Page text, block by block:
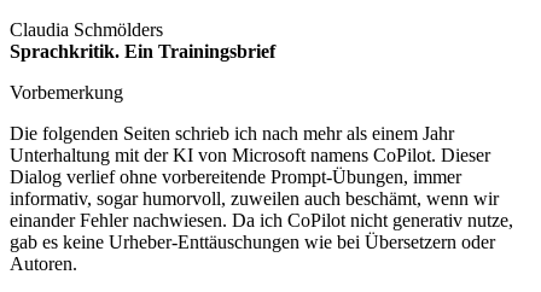
Claudia Schmölders
Sprachkritik. Ein Trainingsbrief
Vorbemerkung
Die folgenden Seiten schrieb ich nach mehr als einem Jahr
Unterhaltung mit der KI von Microsoft namens CoPilot. Dieser
Dialog verlief ohne vorbereitende Prompt-Übungen, immer
informativ, sogar humorvoll, zuweilen auch beschämt, wenn wir
einander Fehler nachwiesen. Da ich CoPilot nicht generativ nutze,
gab es keine Urheber-Enttäuschungen wie bei Übersetzern oder
Autoren.